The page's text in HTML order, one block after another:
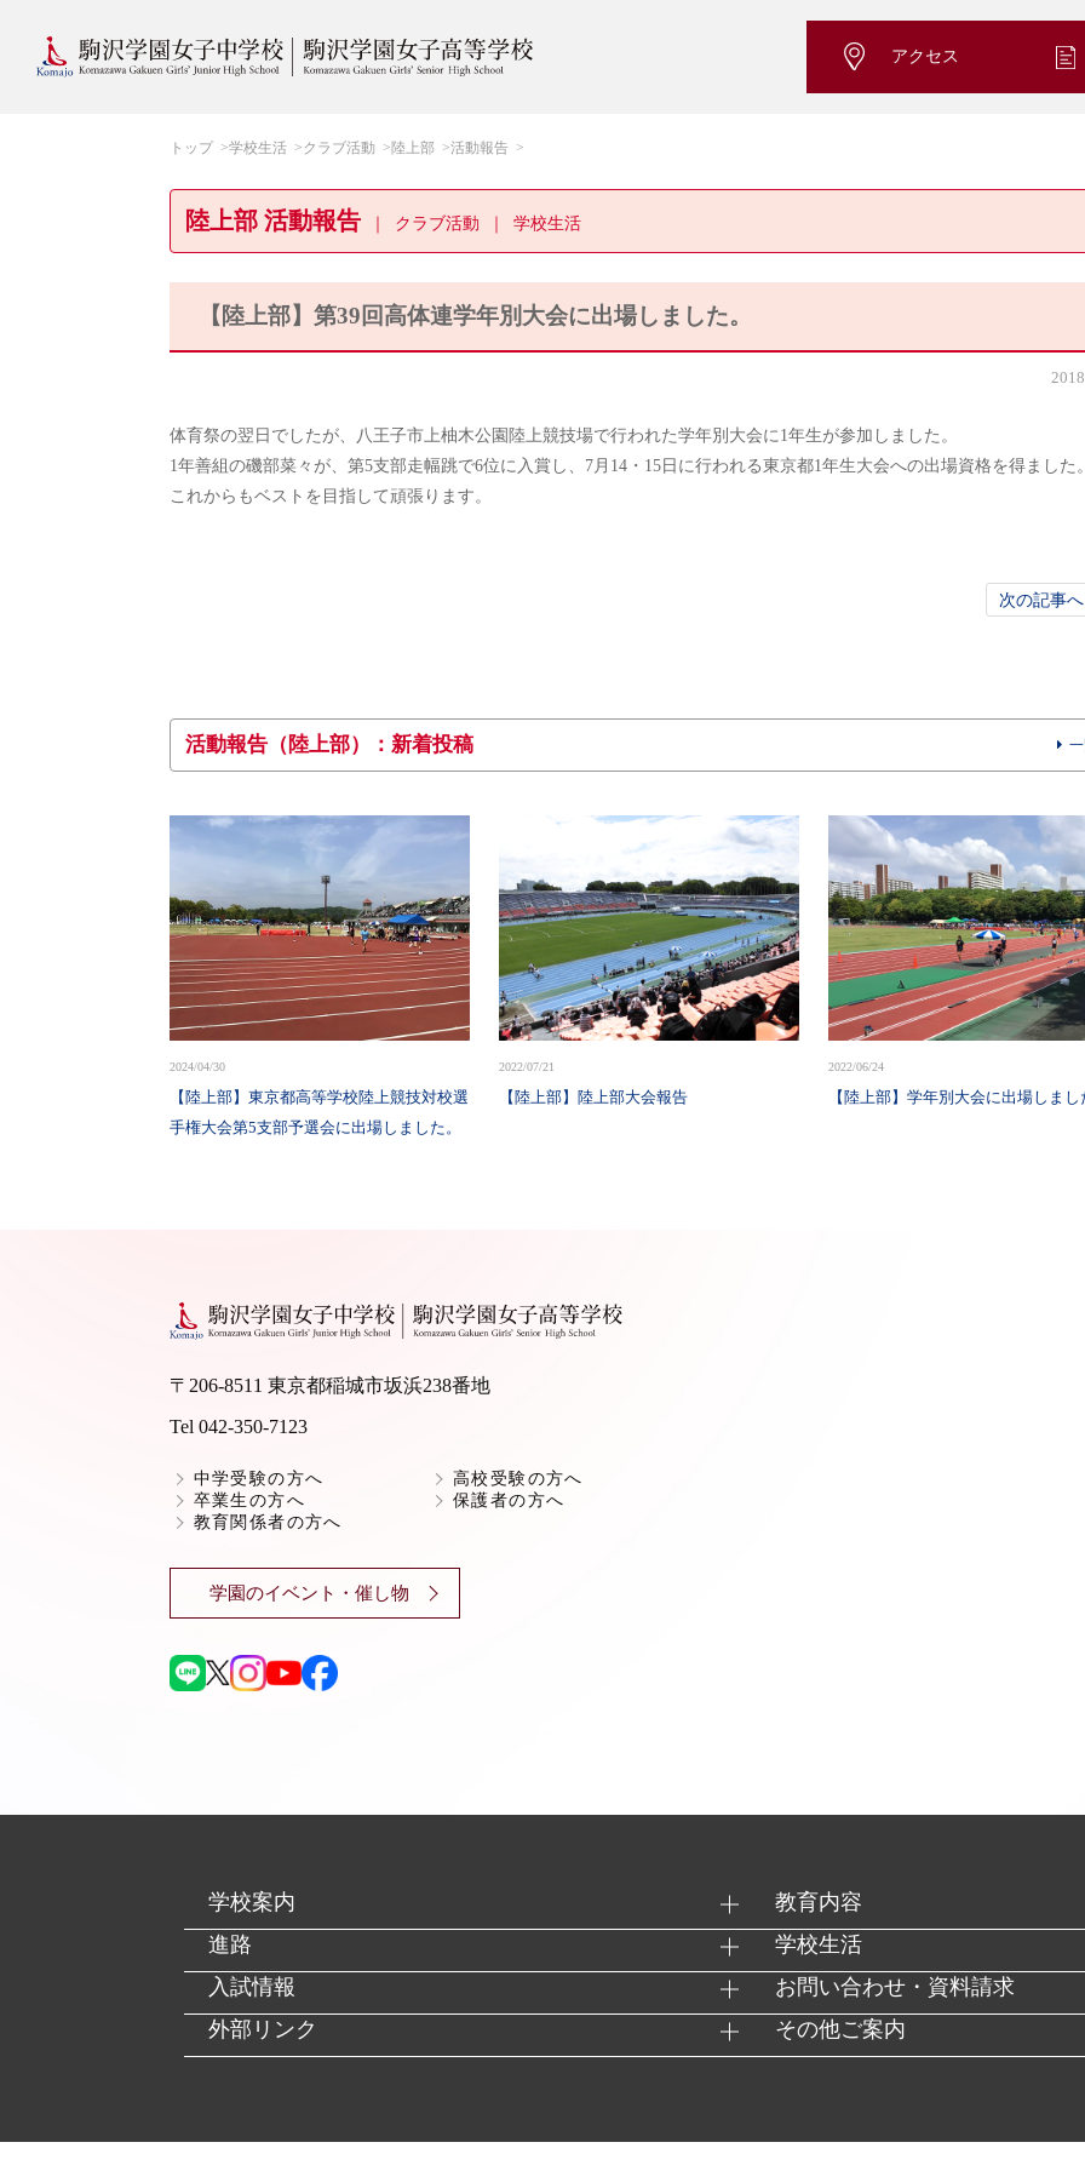
アクセス
トップ 学校生活 クラブ活動 陸上部 活動報告
陸上部 活動報告 クラブ活動 学校生活
【陸上部】第39回高体連学年別大会に出場しました。
体育祭の翌日でしたが、八王子市上柚木公園陸上競技場で行われた学年別大会に1年生が参加しました。
1年善組の磯部菜々が、第5支部走幅跳で6位に入賞し、7月14・15日に行われる東京都1年生大会への出場資格を得ました
これからもベストを目指して頑張ります。
次の記事
活動報告（陸上部）：新着投稿
2024/04/30
【陸上部】東京都高等学校陸上競技対校選
手権大会第5支部予選会に出場しました。
2022/07/21
【陸上部】陸上部大会報告
2022/06/24
【陸上部】学年別大会に出場しまし
〒206-8511 東京都稲城市坂浜238番地
Tel 042-350-7123
中学受験の方へ
高校受験の方へ
卒業生の方へ
保護者の方へ
教育関係者の方へ
学園のイベント・催し物
学校案内
教育内容
進路
学校生活
入試情報
お問い合わせ・資料請求
外部リンク
その他ご案内